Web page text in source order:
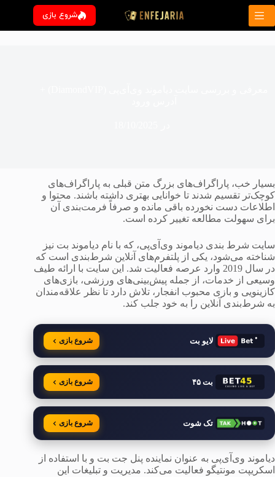
پرش
محتوا
شروع بازی
بسیار خب، پاراگراف‌های بزرگ متن قبلی به پاراگراف‌های
کوچک‌تر تقسیم شدند تا خوانایی بهتری داشته باشند. محتوا و
اطلاعات دست نخورده باقی مانده و صرفاً فرمت‌بندی آن
برای سهولت مطالعه تغییر کرده است.
سایت شرط بندی دیاموند وی‌آی‌پی، که با نام دیاموند بت نیز
شناخته می‌شود، یکی از پلتفرم‌های آنلاین شرط‌بندی است که
در سال 2019 وارد عرصه فعالیت شد. این سایت با ارائه طیف
وسیعی از خدمات، از جمله پیش‌بینی‌های ورزشی، بازی‌های
کازینویی و بازی محبوب انفجار، تلاش دارد تا نظر علاقه‌مندان
به شرط‌بندی آنلاین را به خود جلب کند.
لایو بت شروع بازی
بت ۴۵ شروع بازی
تک شوت شروع بازی
دیاموند وی‌آی‌پی به عنوان نماینده پنل جت بت و با استفاده از
اسکریپت مونتیگو فعالیت می‌کند. مدیریت و تبلیغات این